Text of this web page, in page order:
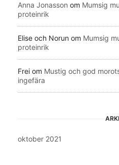
Anna Jonasson om Mumsig
proteinrik
Elise och Norun om Mumsig
proteinrik
Frei om Mustig och god
ingefära
oktober 2021